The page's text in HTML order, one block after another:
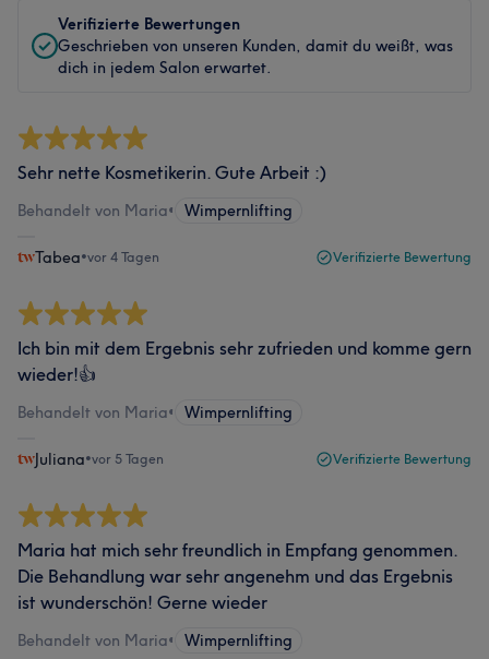
Verifizierte Bewertungen
Geschrieben von unseren Kunden, damit du weißt, was
dich in jedem Salon erwartet.
Sehr nette Kosmetikerin. Gute Arbeit :)
Behandelt von Maria• Wimpernlifting
Tabea•vor 4 Tagen Verifizierte Bewertung
Ich bin mit dem Ergebnis sehr zufrieden und komme gern
wieder!👍
Behandelt von Maria• Wimpernlifting
Juliana•vor 5 Tagen Verifizierte Bewertung
Maria hat mich sehr freundlich in Empfang genommen.
Die Behandlung war sehr angenehm und das Ergebnis
ist wunderschön! Gerne wieder
Behandelt von Maria• Wimpernlifting